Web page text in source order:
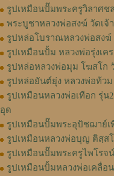
รูปเหมือนปั๊มพระครูวิลาศช
พระบูชาหลวงพ่อสงฆ์ วัดเ
รูปหล่อโบราณหลวงพ่อสงฆ์
รูปเหมือนปั้ม หลวงพ่อรุ่งเค
รูปหล่อหลวงพ่อมุม โฆสโก
รูปหล่อยันต์ยุ่ง หลวงพ่อท้ว
รูปเหมือนหลวงพ่อเทือก รุ่น
อุด
รูปเหมือนปั๊มพระอุปัชฌาย์เ
รูปเหมือนหลวงพ่อบุญ ติสฺส
รูปเหมือนปั๊มพระครูไพโรจ
รูปเหมือนปั้มหลวงพ่อเคลื่อ